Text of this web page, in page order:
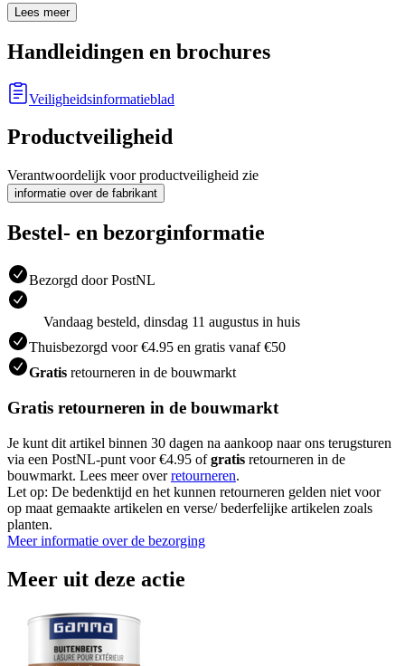
Lees meer
Handleidingen en brochures
Veiligheidsinformatieblad
Productveiligheid
Verantwoordelijk voor productveiligheid zie
informatie over de fabrikant
Bestel- en bezorginformatie
Bezorgd door PostNL
Vandaag besteld, dinsdag 11 augustus in huis
Thuisbezorgd voor €4.95 en gratis vanaf €50
Gratis retourneren in de bouwmarkt
Gratis retourneren in de bouwmarkt
Je kunt dit artikel binnen 30 dagen na aankoop naar ons terugsturen
via een PostNL-punt voor €4.95 ofgratis retourneren in de
bouwmarkt. Lees meer overretourneren.
Let op: De bedenktijd en het kunnen retourneren gelden niet voor
op maat gemaakte artikelen en verse/ bederfelijke artikelen zoals
planten.
Meer informatie over de bezorging
Meer uit deze actie